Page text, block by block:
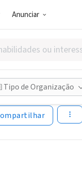
Anunciar
Tipo de Organização
Southern